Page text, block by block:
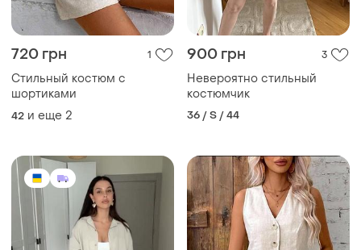
720 грн 1
Стильный костюм с
шортиками
42 и еще 2
900 грн 3
Невероятно стильный
костюмчик
36 / S / 44